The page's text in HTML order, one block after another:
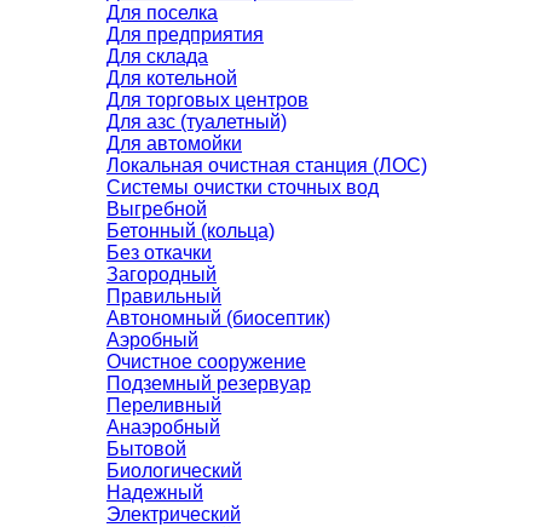
Для поселка
Для предприятия
Для склада
Для котельной
Для торговых центров
Для азс (туалетный)
Для автомойки
Локальная очистная станция (ЛОС)
Системы очистки сточных вод
Выгребной
Бетонный (кольца)
Без откачки
Загородный
Правильный
Автономный (биосептик)
Аэробный
Очистное сооружение
Подземный резервуар
Переливный
Анаэробный
Бытовой
Биологический
Надежный
Электрический